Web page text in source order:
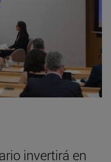
invertirá en